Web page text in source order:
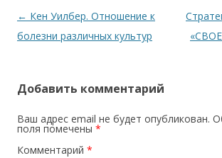
Навигация по записям
← Кен Уилбер. Отношение к
болезни различных культур
Добавить комментарий
Ваш адрес email не будет опубликован.
поля помечены *
Комментарий *